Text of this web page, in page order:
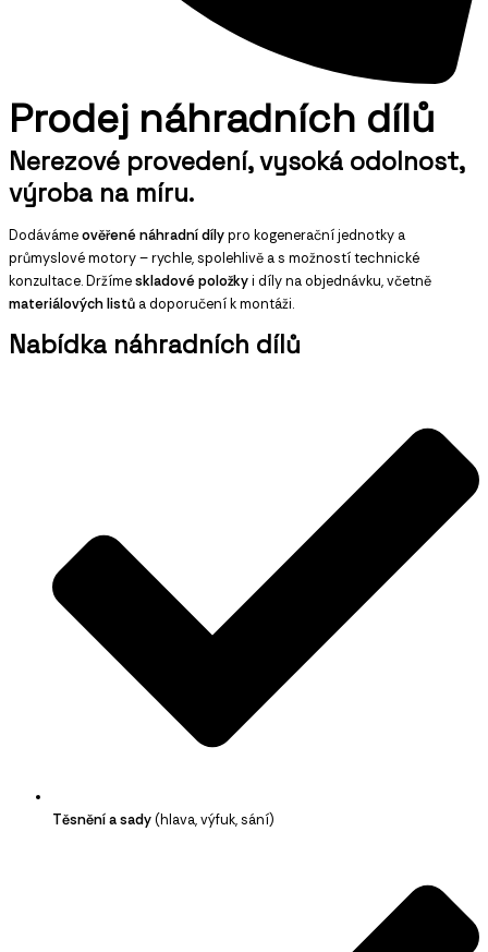
Prodej náhradních dílů
Nerezové provedení, vysoká odolnost,
výroba na míru.
Dodávámeověřené náhradní dílypro kogenerační jednotky a
průmyslové motory – rychle, spolehlivě a s možností technické
konzultace. Držímeskladové položkyi díly na objednávku, včetně
materiálových listů a doporučení k montáži.
Nabídka náhradních dílů
Těsnění a sady(hlava, výfuk, sání)